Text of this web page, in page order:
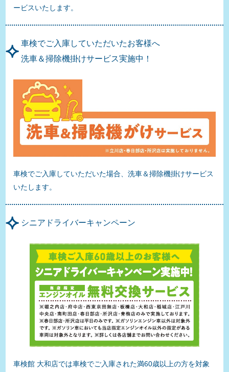
ービスいたします。
車検でご入庫していただいたお客様へ
洗車＆掃除機掛けサービス実施中！
車検でご入庫していただいた場合、洗車＆掃除機掛けサービス
いたします。
シニアドライバーキャンペーン
車検館 大和店では車検でご入庫された満60歳以上の方を対象